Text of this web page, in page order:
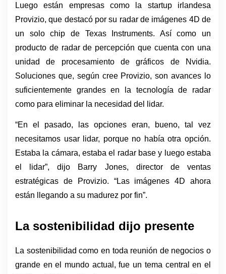
Luego están empresas como la startup irlandesa
Provizio, que destacó por su radar de imágenes 4D de
un solo chip de Texas Instruments. Así como un
producto de radar de percepción que cuenta con una
unidad de procesamiento de gráficos de Nvidia.
Soluciones que, según cree Provizio, son avances lo
suficientemente grandes en la tecnología de radar
como para eliminar la necesidad del lidar.
“En el pasado, las opciones eran, bueno, tal vez
necesitamos usar lidar, porque no había otra opción.
Estaba la cámara, estaba el radar base y luego estaba
el lidar”, dijo Barry Jones, director de ventas
estratégicas de Provizio. “Las imágenes 4D ahora
están llegando a su madurez por fin”.
La sostenibilidad dijo presente
La sostenibilidad como en toda reunión de negocios o
grande en el mundo actual, fue un tema central en el